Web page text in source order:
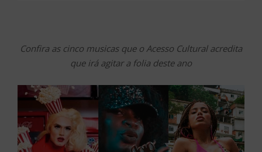
Confira as cinco musicas que o Acesso Cultural acredita
que irá agitar a folia deste ano